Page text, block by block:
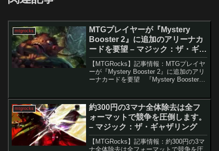
mtgrocks
MTGプレイヤーが『Mystery
Booster 2』に追加のアリーナカ
ードを要望 – マジック：ザ・ギャ
ザリング
【MTGRocks】記事情報：MTGプレイヤ
ーが『Mystery Booster 2』に追加のアリ
ーナカードを要望 『Mystery Booster
で登場...
mtgrocks
約300円の3マナ全体除去は全フ
ォーマットで競争を圧倒します。
– マジック：ザ・ギャザリング
【MTGRocks】記事情報：約300円の3マ
ナ全体除去は全フォーマットで競争を圧